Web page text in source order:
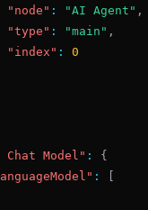
"node" : "AI Agent" ,
"type" : "main" ,
"index" :
0
Chat Model" :
{
: